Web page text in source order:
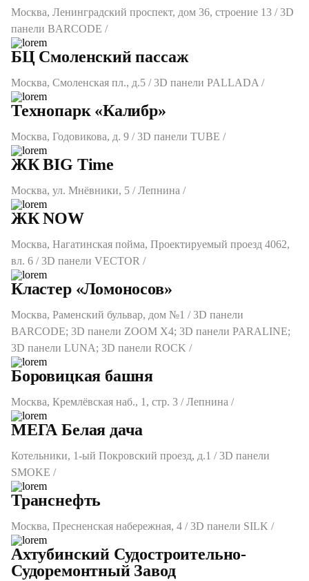
Москва, Ленинградский проспект, дом 36, строение 13 / 3D
панели BARCODE /
БЦ Смоленский пассаж
Москва, Смоленская пл., д.5 / 3D панели PALLADA /
Технопарк «Калибр»
Москва, Годовикова, д. 9 / 3D панели TUBE /
ЖК BIG Time
Москва, ул. Мнёвники, 5 / Лепнина /
ЖК NOW
Москва, Нагатинская пойма, Проектируемый проезд 4062,
вл. 6 / 3D панели VECTOR /
Кластер «Ломоносов»
Москва, Раменский бульвар, дом №1 / 3D панели
BARCODE; 3D панели ZOOM X4; 3D панели PARALINE;
3D панели LUNA; 3D панели ROCK /
Боровицкая башня
Москва, Кремлёвская наб., 1, стр. 3 / Лепнина /
МЕГА Белая дача
Котельники, 1-ый Покровский проезд, д.1 / 3D панели
SMOKE /
Транснефть
Москва, Преcненская набережная, 4 / 3D панели SILK /
Ахтубинский Судостроительно-
Судоремонтный Завод